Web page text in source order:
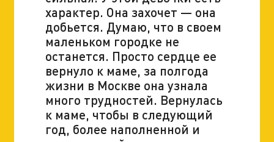
характер. Она захочет — она
добьется. Думаю, что в своем
маленьком городке не
останется. Просто сердце ее
вернуло к маме, за полгода
жизни в Москве она узнала
много трудностей. Вернулась
к маме, чтобы в следующий
год, более наполненной и